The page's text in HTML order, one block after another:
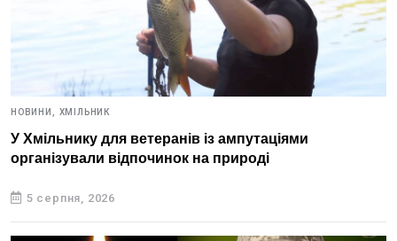
НОВИНИ, ХМІЛЬНИК
У Хмільнику для ветеранів із ампутаціями
організували відпочинок на природі
5 серпня, 2026